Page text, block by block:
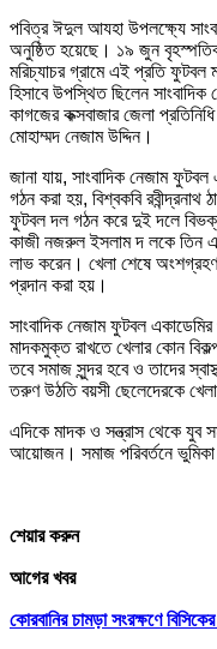
পবিত্র ঈদুল আযহা উপলক্ষ্যে
অনুষ্ঠিত হয়েছে। ১৯ জুন
মরিচ্যাচর গ্রামে এই প্রতি
হিসাবে উপস্থিত ছিলেন
কাগজের কক্সবাজার জেলা
মোহাম্মদ নেজাম উদ্দিন।
জানা যায়, সাংবাদিক নেজাম
গঠন করা হয়, বিশ্বকবি
ফুটবল দল গঠন করে দুই দলে
কাজী নজরুল ইসলাম দ লকে তিন এক
লাভ করেন। খেলা শেষে
প্রদান করা হয়।
সাংবাদিক নেজাম ফুটবল
মাদকমুক্ত রাখতে খেলার কোন
তবে সমাজ সুন্দর হবে ও তাদের
তরুণ উঠতি বয়সী ছেলেদেরকে
এদিকে মাদক ও সন্ত্রাস থেকে যুব
আয়োজন। সমাজ পরিবর্তনে
শেয়ার করুন
আগের খবর
কোরবানির চামড়া সংরক্ষণে